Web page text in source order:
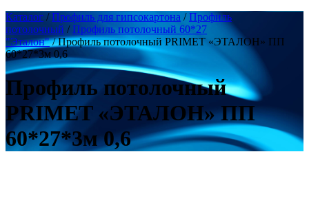
Каталог /Профиль для гипсокартона /Профиль
потолочный /Профиль потолочный 60*27
"Эталон"/ Профиль потолочный PRIMET «ЭТАЛОН» ПП
60*27*3м 0,6
Профиль потолочный
PRIMET «ЭТАЛОН» ПП
60*27*3м 0,6